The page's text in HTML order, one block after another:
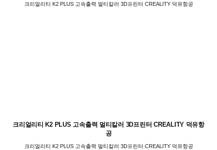
크리얼리티 K2 PLUS 고속출력 멀티칼러 3D프린터 CREALITY 덕유항공
크리얼리티 K2 PLUS 고속출력 멀티칼러 3D프린터 CREALITY 덕유항
공
크리얼리티 K2 PLUS 고속출력 멀티칼러 3D프린터 CREALITY 덕유항공